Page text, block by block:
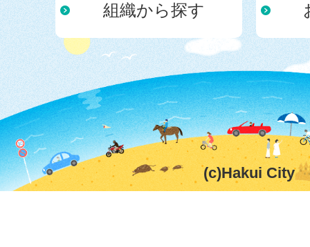
組織から探す
(c)Hakui City